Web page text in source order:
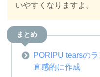
いやすくなりますよ。
まとめ
PORIPU tearsの
直感的に作成